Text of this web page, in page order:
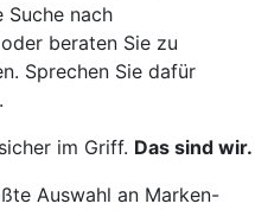
Suche nach
beraten Sie zu
Sprechen Sie dafür
im Griff. Das sind wir.
Auswahl an Marken-